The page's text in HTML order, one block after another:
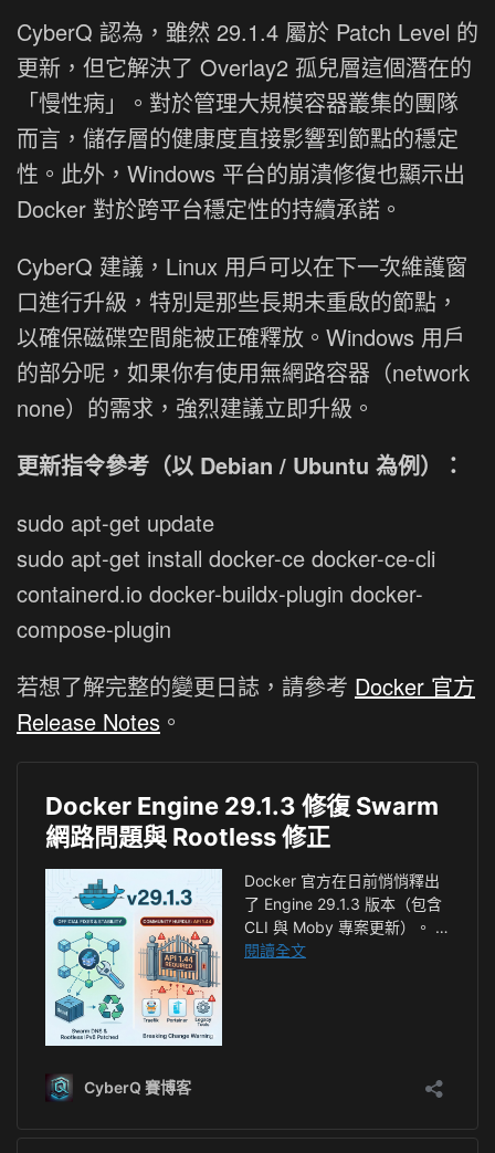
CyberQ 認為，雖然 29.1.4 屬於 Patch Level 的
更新，但它解決了 Overlay2 孤兒層這個潛在的
「慢性病」。對於管理大規模容器叢集的團隊
而言，儲存層的健康度直接影響到節點的穩定
性。此外，Windows 平台的崩潰修復也顯示出
Docker 對於跨平台穩定性的持續承諾。
CyberQ 建議，Linux 用戶可以在下一次維護窗
口進行升級，特別是那些長期未重啟的節點，
以確保磁碟空間能被正確釋放。Windows 用戶
的部分呢，如果你有使用無網路容器（network
none）的需求，強烈建議立即升級。
更新指令參考（以 Debian / Ubuntu 為例）：
sudo apt-get update
sudo apt-get install docker-ce docker-ce-cli
containerd.io docker-buildx-plugin docker-
compose-plugin
若想了解完整的變更日誌，請參考 Docker 官方
Release Notes 。